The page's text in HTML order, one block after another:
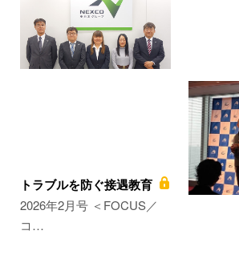
トラブルを防ぐ接遇教育
2026年2月号 ＜FOCUS／
コ…